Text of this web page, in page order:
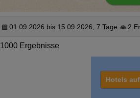
01.09.2026 bis 15.09.2026, 7 Tage 2
1000 Ergebnisse
Hotels